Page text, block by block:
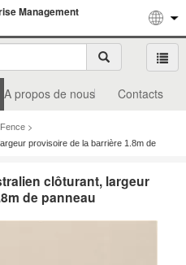
Management
A propos de nous Contacts
>
provisoire de la barrière 1.8m de
clôturant, largeur
de panneau